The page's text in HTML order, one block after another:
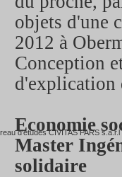
objets d'une
2012 à
Conception
d'explication
Economie
Master
solidaire
bureau d'études CIVITAS